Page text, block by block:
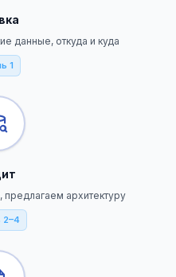
данные, откуда и куда
1
предлагаем архитектуру
2–4